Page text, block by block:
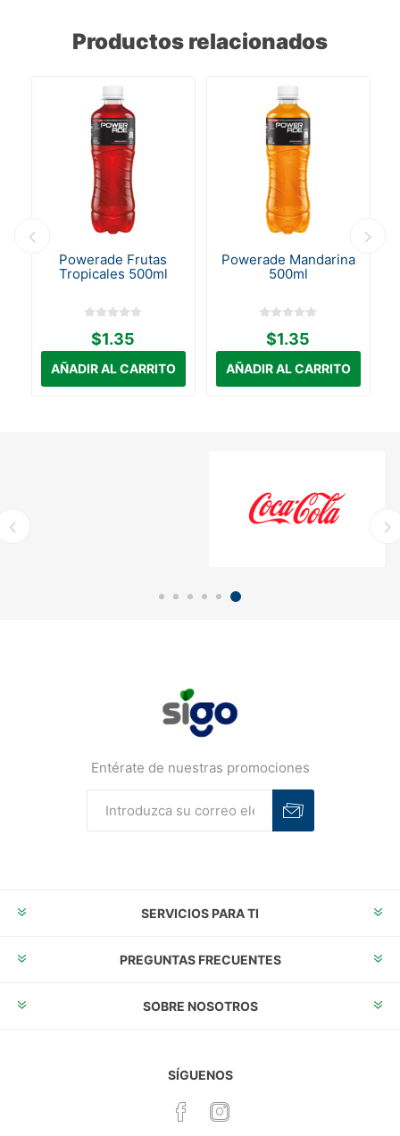
Productos relacionados
Powerade Frutas
Tropicales 500ml
$1.35
Powerade Mandarina
500ml
$1.35
Entérate de nuestras promociones
SERVICIOS PARA TI
PREGUNTAS FRECUENTES
SOBRE NOSOTROS
SÍGUENOS